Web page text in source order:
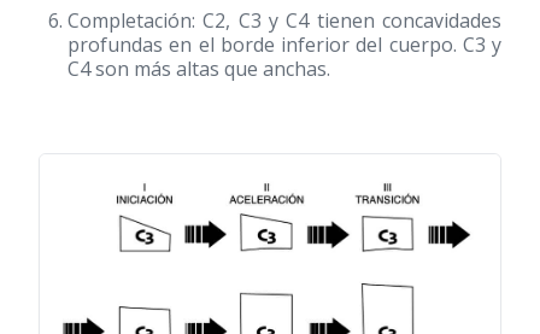
Completación: C2, C3 y C4 tienen concavidades
profundas en el borde inferior del cuerpo. C3 y
C4 son más altas que anchas.